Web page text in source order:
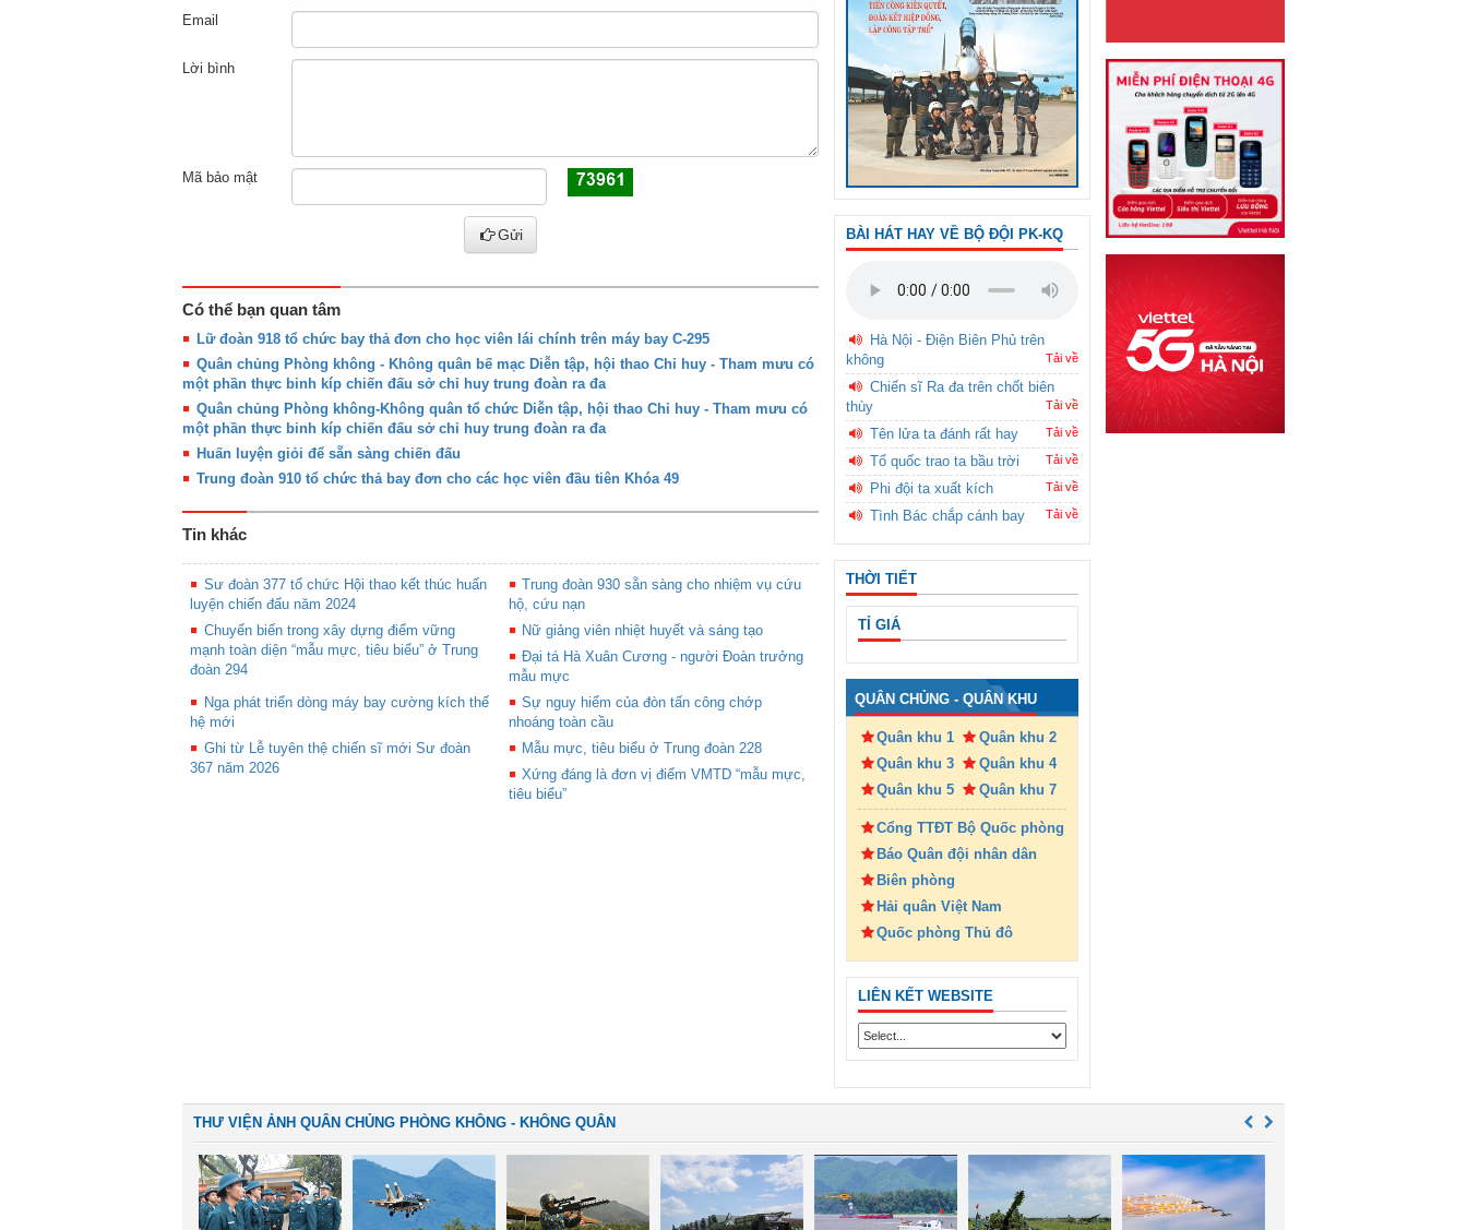
Email
Lời bình
Mã bảo mật
Gửi
Có thể bạn quan tâm
Lữ đoàn 918 tổ chức bay thả đơn cho học viên lái chính trên máy bay C-295
Quân chủng Phòng không - Không quân bế mạc Diễn tập, hội thao Chỉ huy - Tham mưu có
một phần thực binh kíp chiến đấu sở chỉ huy trung đoàn ra đa
Quân chủng Phòng không-Không quân tổ chức Diễn tập, hội thao Chỉ huy - Tham mưu có
một phần thực binh kíp chiến đấu sở chỉ huy trung đoàn ra đa
Huấn luyện giỏi để sẵn sàng chiến đấu
Trung đoàn 910 tổ chức thả bay đơn cho các học viên đầu tiên Khóa 49
Tin khác
Sư đoàn 377 tổ chức Hội thao kết thúc huấn
luyện chiến đấu năm 2024
Trung đoàn 930 sẵn sàng cho nhiệm vụ cứu
hộ, cứu nạn
Chuyển biến trong xây dựng điểm vững
mạnh toàn diện “mẫu mực, tiêu biểu” ở Trung
đoàn 294
Nữ giảng viên nhiệt huyết và sáng tạo
Đại tá Hà Xuân Cương - người Đoàn trưởng
mẫu mực
Nga phát triển dòng máy bay cường kích thế
hệ mới
Sự nguy hiểm của đòn tấn công chớp
nhoáng toàn cầu
Ghi từ Lễ tuyên thệ chiến sĩ mới Sư đoàn
367 năm 2026
Mẫu mực, tiêu biểu ở Trung đoàn 228
Xứng đáng là đơn vị điểm VMTD “mẫu mực,
tiêu biểu”
BÀI HÁT HAY VỀ BỘ ĐỘI PK-KQ
Hà Nội - Điện Biên Phủ trên
không
Tải về
Chiến sĩ Ra đa trên chốt biên
thùy
Tải về
Tên lửa ta đánh rất hay Tải về
Tổ quốc trao ta bầu trời Tải về
Phi đội ta xuất kích Tải về
Tình Bác chắp cánh bay Tải về
THỜI TIẾT
TỈ GIÁ
QUÂN CHỦNG - QUÂN KHU
Quân khu 1
Quân khu 2
Quân khu 3
Quân khu 4
Quân khu 5
Quân khu 7
Cổng TTĐT Bộ Quốc phòng
Báo Quân đội nhân dân
Biên phòng
Hải quân Việt Nam
Quốc phòng Thủ đô
LIÊN KẾT WEBSITE
THƯ VIỆN ẢNH QUÂN CHỦNG PHÒNG KHÔNG - KHÔNG QUÂN